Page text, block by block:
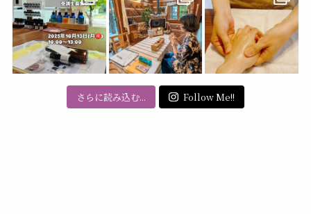
さらに読み込む... Follow Me!!